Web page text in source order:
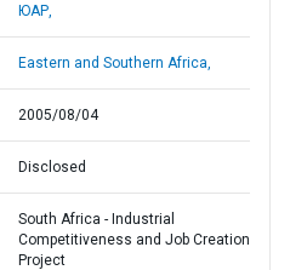
ЮАР,
Eastern and Southern Africa,
2005/08/04
Disclosed
South Africa - Industrial
Competitiveness and Job Creation
Project